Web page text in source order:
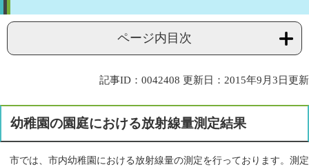
ページ内目次
記事ID：0042408 更新日：2015年9月3日更新
幼稚園の園庭における放射線量測定結果
市では、市内幼稚園における放射線量の測定を行っております。測定